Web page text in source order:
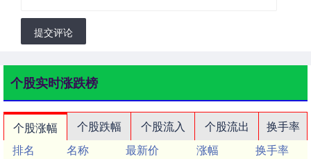
提交评论
个股实时涨跌榜
个股涨幅 个股跌幅 个股流入 个股流出
换手率
排名
名称 最新价 涨幅
换手率